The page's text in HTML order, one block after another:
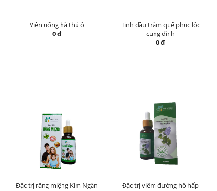
Viên uống hà thủ ô
0 đ
Tinh dầu tràm quế phúc lộc
cung đình
0 đ
Đặc trị răng miệng Kim Ngân
Đặc trị viêm đường hô hấp